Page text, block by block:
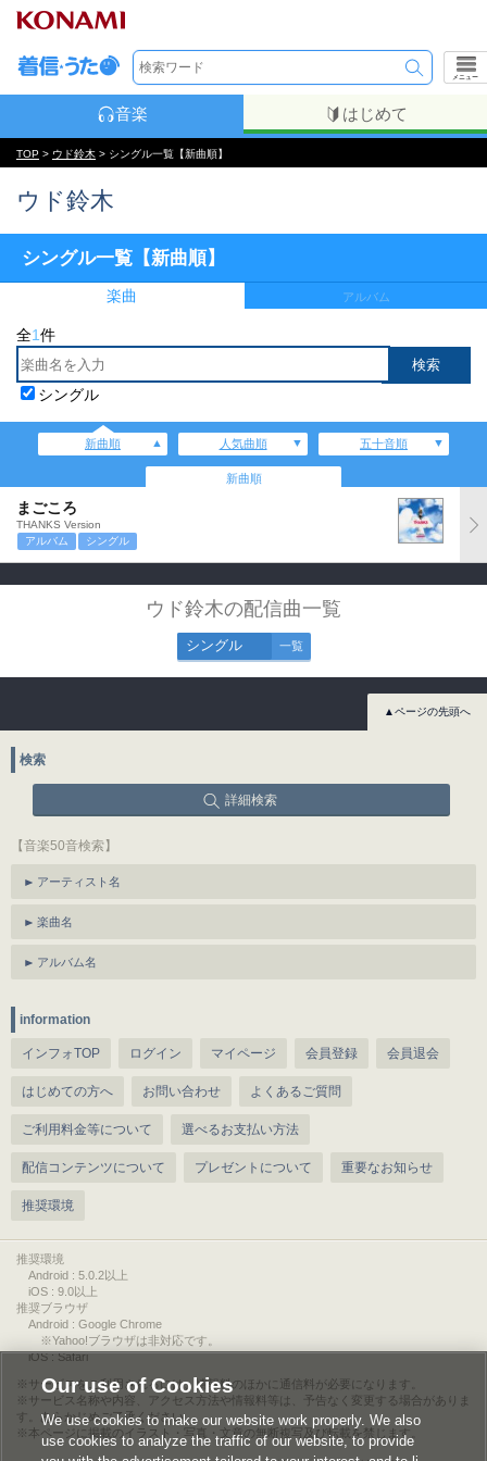
メニュー
音楽 はじめて
TOP > ウド鈴木 > シングル一覧【新曲順】
ウド鈴木
シングル一覧【新曲順】
楽曲 アルバム
全1件
シングル
新曲順 人気曲順 五十音順
新曲順
まごころ
THANKS Version
アルバム
シングル
ウド鈴木の配信曲一覧
シングル 一覧
▲ページの先頭へ
検索
詳細検索
【音楽50音検索】
アーティスト名
楽曲名
アルバム名
information
インフォTOP ログイン マイページ 会員登録 会員退会
はじめての方へ お問い合わせ よくあるご質問
ご利用料金等について 選べるお支払い方法
配信コンテンツについて プレゼントについて 重要なお知らせ
推奨環境
推奨環境
Android : 5.0.2以上
iOS : 9.0以上
推奨ブラウザ
Android : Google Chrome
※Yahoo!ブラウザは非対応です。
iOS : Safari
サービスをご利用されるには、情報料のほかに通信料が必要になります。
サービス名称や内容、アクセス方法や情報料等は、予告なく変更する場合がありま
す。あらかじめご了承ください。
本ページに掲載のイラスト・写真・文章の無断複写及び転載を禁じます。
Our use of Cookies
We use cookies to make our website work properly. We also
use cookies to analyze the traffic of our website, to provide